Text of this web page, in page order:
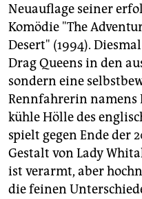
Neuauflage seiner
Komödie "The
Desert" (1994).
Drag Queens in den
sondern eine
Rennfahrerin namens
kühle Hölle des
spielt gegen Ende der
Gestalt von Lady
ist verarmt, aber
die feinen